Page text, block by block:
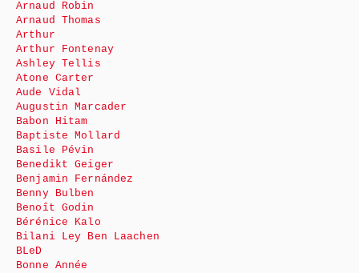
Arnaud Robin
Arnaud Thomas
Arthur
Arthur Fontenay
Ashley Tellis
Atone Carter
Aude Vidal
Augustin Marcader
Babon Hitam
Baptiste Mollard
Basile Pévin
Benedikt Geiger
Benjamin Fernández
Benny Bulben
Benoît Godin
Bérénice Kalo
Bilani Ley Ben Laachen
BLeD
Bonne Année